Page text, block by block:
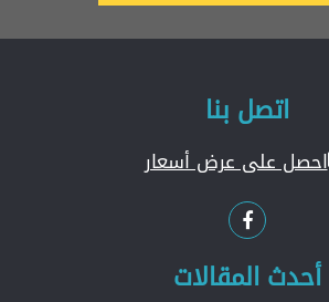
أحدث المقالات
اتصل بنا
احصل على عرض أسعار